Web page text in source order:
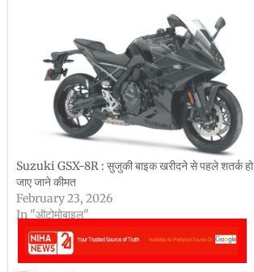
Suzuki GSX-8R : सुजुकी बाइक खरीदने से पहले शतर्क हो
जाए जाने कीमत
February 23, 2026
In "ऑटोमोबाइल"